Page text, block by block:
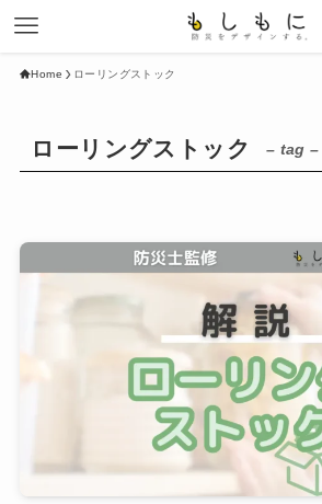
Home ローリングストック
ローリングストック – tag –